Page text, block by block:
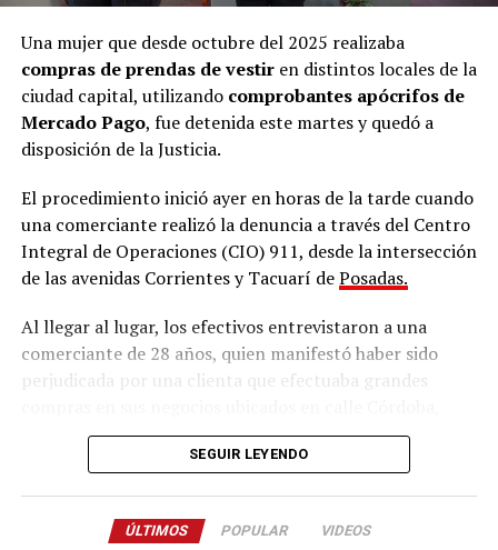
Ramírez junto al defensor oficial Miguel Ángel Varela.
“Una nena encerrada que llora”
de cercanía con la niña. Primero declaróHilda Margot
Da Silveira, quien residía en una de las viviendas
contiguas a la casa donde Ramírez vivía junto a su
pareja, su hija Belén y su hija más pequeña Micaela.
Da Silveira contó que su hija solía jugar con la pequeña
Micaela y gracias a esa relación supo que en esa vivienda
contigua también residía una niña con discapacidad.
“Yo no supe que esa nena (por Belén) estaba ahí. Lo
supe cuando mi hija, que jugaba con la hija de la dueña,
Una mujer que desde octubre del 2025 realizaba
compras de prendas de vestiren distintos locales de la
ciudad capital, utilizando comprobantes apócrifos de
Mercado Pago, fue detenida este martes y quedó a
disposición de la Justicia.
El procedimiento inició ayer en horas de la tarde cuando
una comerciante realizó la denuncia a través del Centro
Integral de Operaciones (CIO) 911, desde la intersección
de las avenidas Corrientes y Tacuarí dePosadas.
Al llegar al lugar, los efectivos entrevistaron a una
comerciante de 28 años, quien manifestó haber sido
perjudicada por una clienta que efectuaba grandes
Jujuy y avenida Corrientes, presentando constancias de
oportunidades, adquiriendo prendas de vestir y
SEGUIR LEYENDO
ÚLTIMOS POPULAR VIDEOS